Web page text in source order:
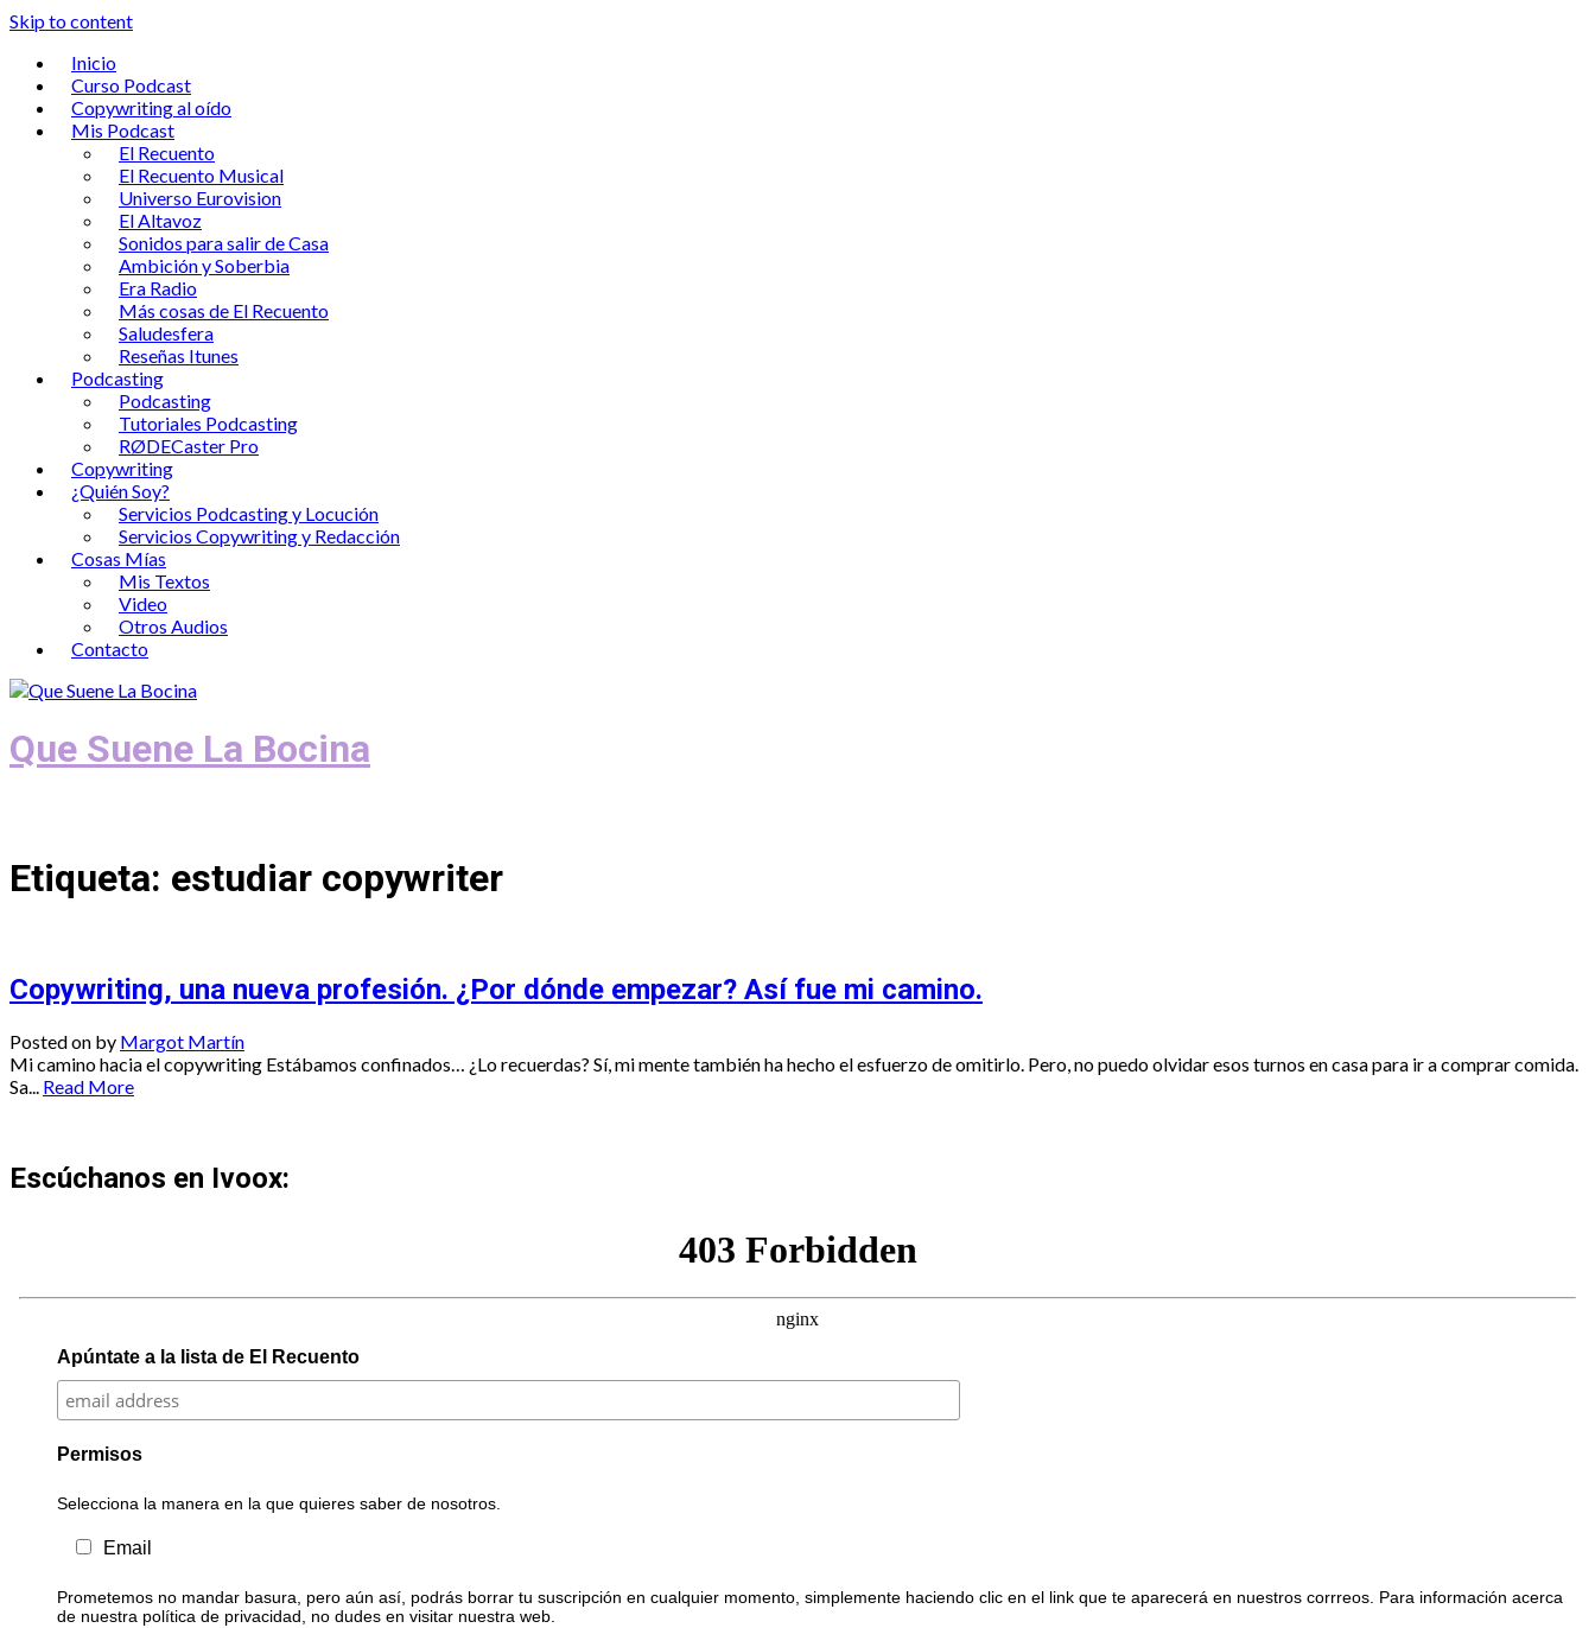
Skip to content
Inicio
Curso Podcast
Copywriting al oído
Mis Podcast
El Recuento
El Recuento Musical
Universo Eurovision
El Altavoz
Sonidos para salir de Casa
Ambición y Soberbia
Era Radio
Más cosas de El Recuento
Saludesfera
Reseñas Itunes
Podcasting
Podcasting
Tutoriales Podcasting
RØDECaster Pro
Copywriting
¿Quién Soy?
Servicios Podcasting y Locución
Servicios Copywriting y Redacción
Cosas Mías
Mis Textos
Video
Otros Audios
Contacto
Que Suene La Bocina
Etiqueta: estudiar copywriter
Copywriting, una nueva profesión. ¿Por dónde empezar? Así fue mi camino.
Posted on by Margot Martín
Mi camino hacia el copywriting Estábamos confinados… ¿Lo recuerdas? Sí, mi mente también ha hecho el esfuerzo de omitirlo. Pero, no puedo olvidar esos turnos en casa para ir a comprar comida.
Sa...
Read More
Escúchanos en Ivoox:
Apúntate a la lista de El Recuento
Permisos
Selecciona la manera en la que quieres saber de nosotros.
Email
Prometemos no mandar basura, pero aún así, podrás borrar tu suscripción en cualquier momento, simplemente haciendo clic en el link que te aparecerá en nuestros corrreos. Para información acerca
de nuestra política de privacidad, no dudes en visitar nuestra web.